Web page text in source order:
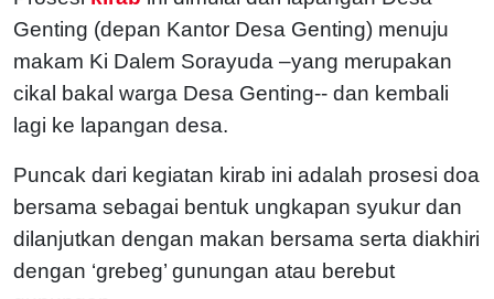
Genting (depan Kantor Desa Genting) menuju
makam Ki Dalem Sorayuda –yang merupakan
cikal bakal warga Desa Genting-- dan kembali
lagi ke lapangan desa.
Puncak dari kegiatan kirab ini adalah prosesi doa
bersama sebagai bentuk ungkapan syukur dan
dilanjutkan dengan makan bersama serta diakhiri
dengan ‘grebeg’ gunungan atau berebut